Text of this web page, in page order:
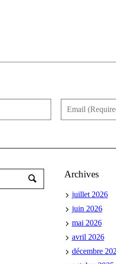
Archives
juillet 2026
juin 2026
mai 2026
avril 2026
décembre